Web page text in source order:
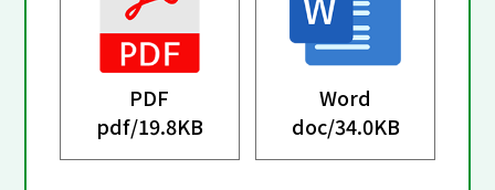
PDF
pdf/19.8KB
Word
doc/34.0KB